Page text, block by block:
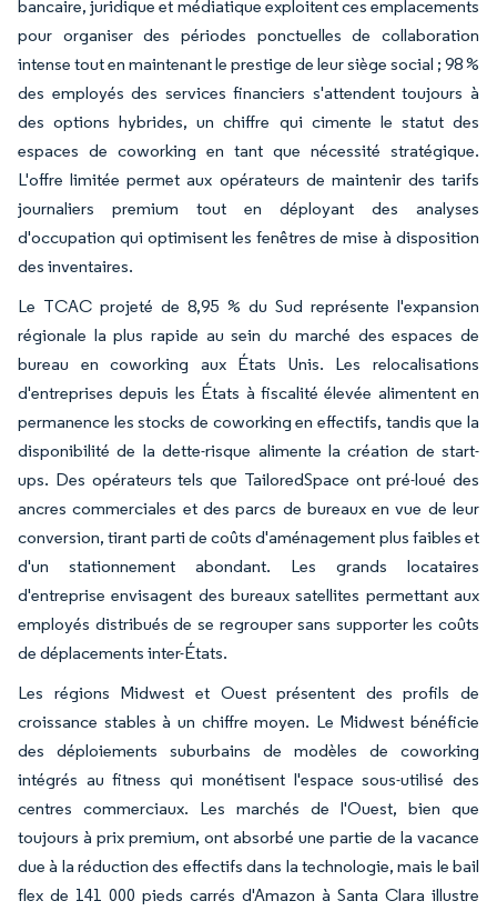
bancaire, juridique et médiatique exploitent ces emplacements
pour organiser des périodes ponctuelles de collaboration
intense tout en maintenant le prestige de leur siège social ; 98 %
des employés des services financiers s'attendent toujours à
des options hybrides, un chiffre qui cimente le statut des
espaces de coworking en tant que nécessité stratégique.
L'offre limitée permet aux opérateurs de maintenir des tarifs
journaliers premium tout en déployant des analyses
d'occupation qui optimisent les fenêtres de mise à disposition
des inventaires.
Le TCAC projeté de 8,95 % du Sud représente l'expansion
régionale la plus rapide au sein du marché des espaces de
bureau en coworking aux États Unis. Les relocalisations
d'entreprises depuis les États à fiscalité élevée alimentent en
permanence les stocks de coworking en effectifs, tandis que la
disponibilité de la dette-risque alimente la création de start-
ups. Des opérateurs tels que TailoredSpace ont pré-loué des
ancres commerciales et des parcs de bureaux en vue de leur
conversion, tirant parti de coûts d'aménagement plus faibles et
d'un stationnement abondant. Les grands locataires
d'entreprise envisagent des bureaux satellites permettant aux
employés distribués de se regrouper sans supporter les coûts
de déplacements inter-États.
Les régions Midwest et Ouest présentent des profils de
croissance stables à un chiffre moyen. Le Midwest bénéficie
des déploiements suburbains de modèles de coworking
intégrés au fitness qui monétisent l'espace sous-utilisé des
centres commerciaux. Les marchés de l'Ouest, bien que
toujours à prix premium, ont absorbé une partie de la vacance
due à la réduction des effectifs dans la technologie, mais le bail
flex de 141 000 pieds carrés d'Amazon à Santa Clara illustre